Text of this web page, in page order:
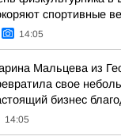
спортивные
14:05
Мальцева из
свое
бизнес
14:05